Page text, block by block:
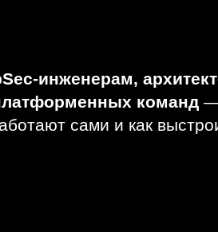
инженерам,
команд
сами и как